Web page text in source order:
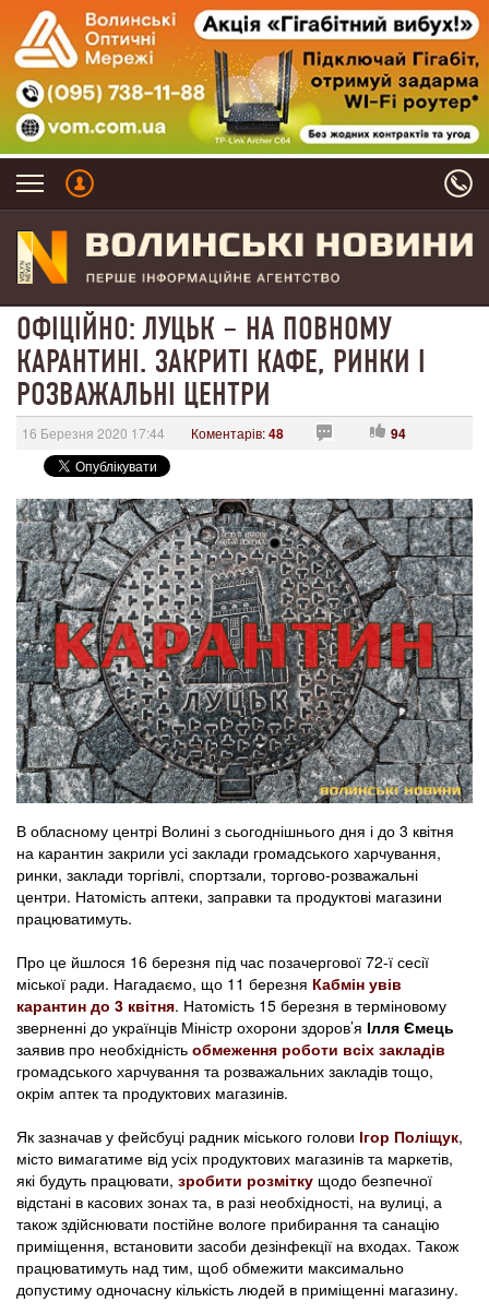
ОФІЦІЙНО: ЛУЦЬК – НА ПОВНОМУ
КАРАНТИНІ. ЗАКРИТІ КАФЕ, РИНКИ І
РОЗВАЖАЛЬНІ ЦЕНТРИ
16 Березня 2020 17:44 Коментарів:48 94
В обласному центрі Волині з сьогоднішнього дня і до 3 квітня
на карантин закрили усі заклади громадського харчування,
ринки, заклади торгівлі, спортзали, торгово-розважальні
центри. Натомість аптеки, заправки та продуктові магазини
працюватимуть.
Про це йшлося 16 березня під час позачергової 72-ї сесії
міської ради. Нагадаємо, що 11 березня Кабмін увів
карантин до 3 квітня. Натомість 15 березня в терміновому
зверненні до українців Міністр охорони здоров’я Ілля Ємець
заявив про необхідність обмеження роботи всіх закладів
громадського харчування та розважальних закладів тощо,
окрім аптек та продуктових магазинів.
Як зазначав у фейсбуці радник міського голови Ігор Поліщук,
місто вимагатиме від усіх продуктових магазинів та маркетів,
які будуть працювати, зробити розмітку щодо безпечної
відстані в касових зонах та, в разі необхідності, на вулиці, а
також здійснювати постійне вологе прибирання та санацію
приміщення, встановити засоби дезінфекції на входах. Також
працюватимуть над тим, щоб обмежити максимально
допустиму одночасну кількість людей в приміщенні магазину.